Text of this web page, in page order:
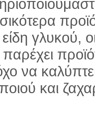
γλυκού,
να
και